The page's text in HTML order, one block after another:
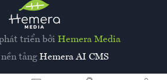
triển bởi Hemera Media
tảng Hemera AI CMS